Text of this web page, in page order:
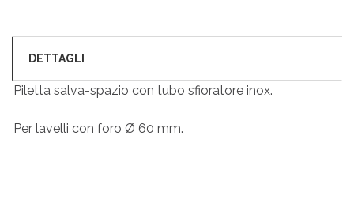
DETTAGLI
Piletta salva-spazio con tubo sfioratore inox.
Per lavelli con foro Ø 60 mm.